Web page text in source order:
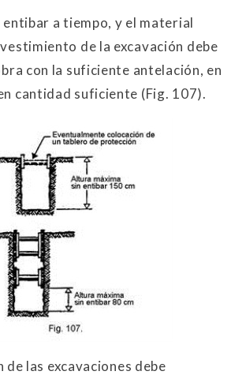
entibar a tiempo, y el material
de la excavación debe
con la suficiente antelación, en
cantidad suficiente (Fig. 107).
de las excavaciones debe